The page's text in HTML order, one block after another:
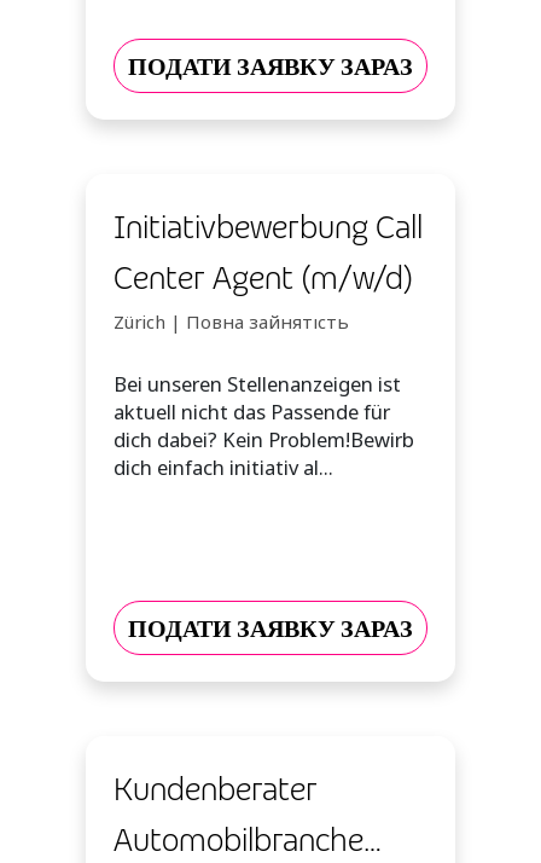
ПОДАТИ ЗАЯВКУ ЗАРАЗ
Initiativbewerbung Call
Center Agent (m/w/d)
Zürich | Повна зайнятість
Bei unseren Stellenanzeigen ist
aktuell nicht das Passende für
dich dabei? Kein Problem!Bewirb
dich einfach initiativ al...
ПОДАТИ ЗАЯВКУ ЗАРАЗ
Kundenberater
Automobilbranche